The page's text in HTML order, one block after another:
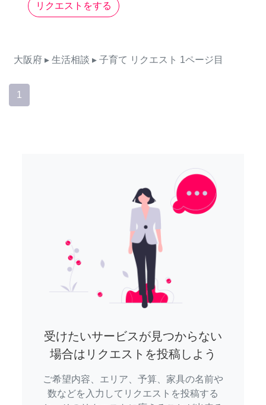
リクエストをする
大阪府 ▸ 生活相談 ▸ 子育て リクエスト 1ページ目
1
受けたいサービスが見つからない
場合はリクエストを投稿しよう
ご希望内容、エリア、予算、家具の名前や
数などを入力してリクエストを投稿する